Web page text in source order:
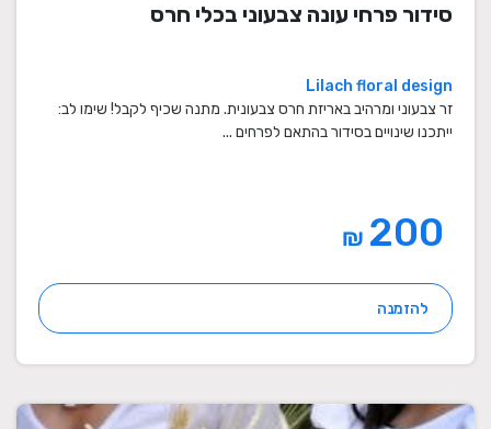
סידור פרחי עונה צבעוני בכלי חרס
Lilach floral design
זר צבעוני ומרהיב באריזת חרס צבעונית. מתנה שכיף לקבל! שימו לב:
ייתכנו שינויים בסידור בהתאם לפרחים ...
₪
להזמנה